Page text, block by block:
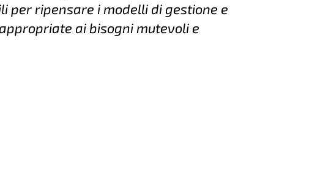
per ripensare i modelli di gestione e
ai bisogni mutevoli e